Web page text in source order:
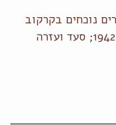
נוכחים בקרקוב
היהודית", דורון שך; ”אקצית“ מאי-יוני 1942; סעד ועזרה